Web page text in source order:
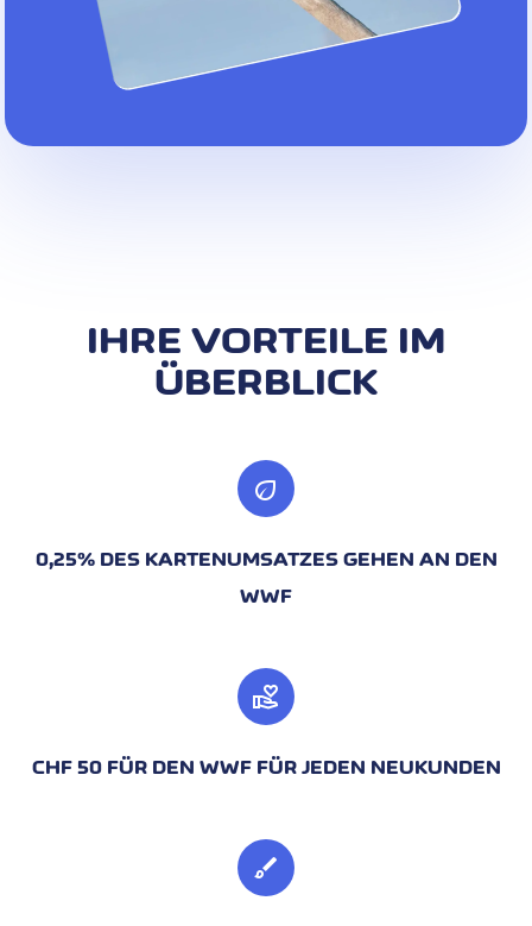
IHRE VORTEILE IM
ÜBERBLICK
eco
0,25% DES KARTENUMSATZES GEHEN AN DEN
WWF
volunteer_activism
CHF 50 FÜR DEN WWF FÜR JEDEN NEUKUNDEN
brush